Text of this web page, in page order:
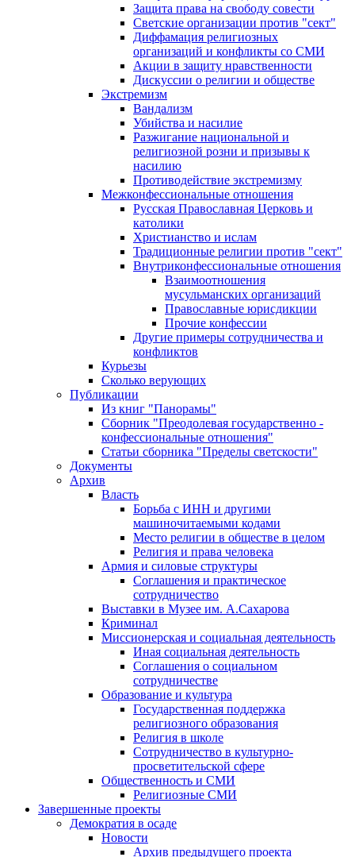
Защита права на свободу совести
Светские организации против "сект"
Диффамация религиозных
организаций и конфликты со СМИ
Акции в защиту нравственности
Дискуссии о религии и обществе
Экстремизм
Вандализм
Убийства и насилие
Разжигание национальной и
религиозной розни и призывы к
насилию
Противодействие экстремизму
Межконфессиональные отношения
Русская Православная Церковь и
католики
Христианство и ислам
Традиционные религии против "сект"
Внутриконфессиональные отношения
Взаимоотношения
мусульманских организаций
Православные юрисдикции
Прочие конфессии
Другие примеры сотрудничества и
конфликтов
Курьезы
Сколько верующих
Публикации
Из книг "Панорамы"
Сборник "Преодолевая государственно -
конфессиональные отношения"
Статьи сборника "Пределы светскости"
Документы
Архив
Власть
Борьба с ИНН и другими
машиночитаемыми кодами
Место религии в обществе в целом
Религия и права человека
Армия и силовые структуры
Соглашения и практическое
сотрудничество
Выставки в Музее им. А.Сахарова
Криминал
Миссионерская и социальная деятельность
Иная социальная деятельность
Соглашения о социальном
сотрудничестве
Образование и культура
Государственная поддержка
религиозного образования
Религия в школе
Сотрудничество в культурно-
просветительской сфере
Общественность и СМИ
Религиозные СМИ
Завершенные проекты
Демократия в осаде
Новости
Архив предыдущего проекта